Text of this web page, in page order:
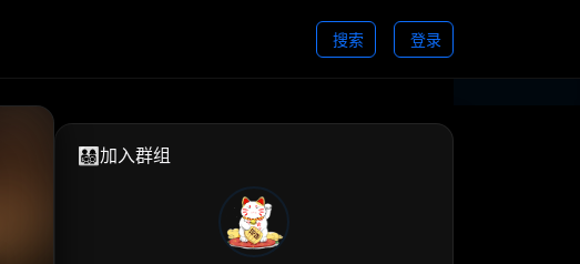
搜索 登录
👨‍👩‍👧‍👦加入群组